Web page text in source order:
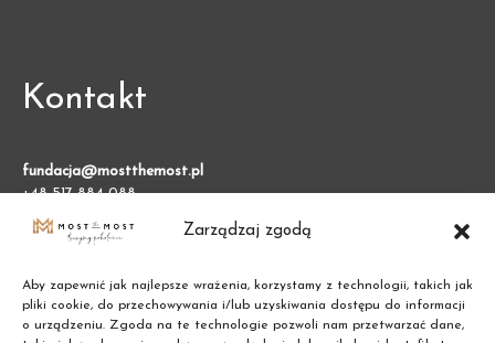
Zarządzaj zgodą
Aby zapewnić jak najlepsze wrażenia, korzystamy z technologii, takich jak
pliki cookie, do przechowywania i/lub uzyskiwania dostępu do informacji
o urządzeniu. Zgoda na te technologie pozwoli nam przetwarzać dane,
Kontakt
fundacja@mostthemost.pl
+48 517 884 088
Fundacja Most the Most
00-801 Warszawa (BGK)